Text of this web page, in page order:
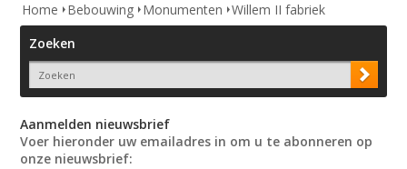
Home
Bebouwing Monumenten Willem II fabriek
Zoeken
Aanmelden nieuwsbrief
Voer hieronder uw emailadres in om u te abonneren op
onze nieuwsbrief: